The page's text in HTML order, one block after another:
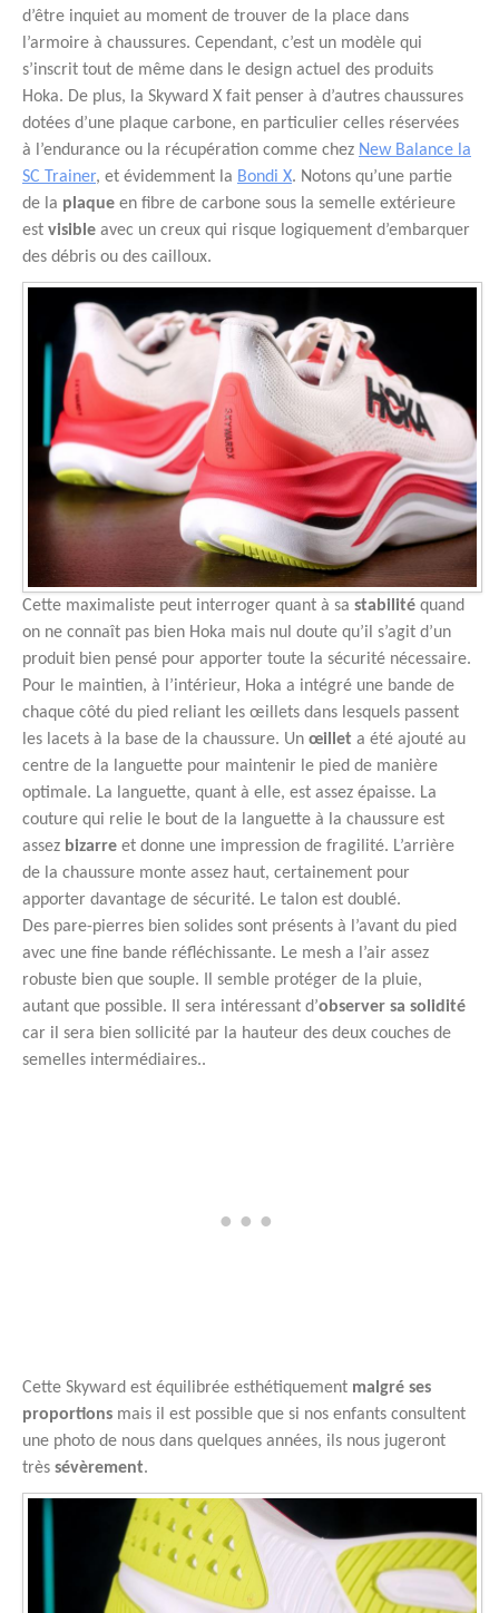
d’être inquiet au moment de trouver de la place dans
l’armoire à chaussures. Cependant, c’est un modèle qui
s’inscrit tout de même dans le design actuel des produits
Hoka. De plus, la Skyward X fait penser à d’autres chaussures
dotées d’une plaque carbone, en particulier celles réservées
à l’endurance ou la récupération comme chez New Balance la
SC Trainer, et évidemment la Bondi X. Notons qu’une partie
de la plaque en fibre de carbone sous la semelle extérieure
est visible avec un creux qui risque logiquement d’embarquer
des débris ou des cailloux.
Cette maximaliste peut interroger quant à sa stabilité quand
on ne connaît pas bien Hoka mais nul doute qu’il s’agit d’un
produit bien pensé pour apporter toute la sécurité nécessaire.
Pour le maintien, à l’intérieur, Hoka a intégré une bande de
chaque côté du pied reliant les œillets dans lesquels passent
les lacets à la base de la chaussure. Un œillet a été ajouté au
centre de la languette pour maintenir le pied de manière
optimale. La languette, quant à elle, est assez épaisse. La
couture qui relie le bout de la languette à la chaussure est
assez bizarre et donne une impression de fragilité. L’arrière
de la chaussure monte assez haut, certainement pour
apporter davantage de sécurité. Le talon est doublé.
Des pare-pierres bien solides sont présents à l’avant du pied
avec une fine bande réfléchissante. Le mesh a l’air assez
robuste bien que souple. Il semble protéger de la pluie,
autant que possible. Il sera intéressant d’observer sa solidité
car il sera bien sollicité par la hauteur des deux couches de
semelles intermédiaires..
Cette Skyward est équilibrée esthétiquement malgré ses
proportions mais il est possible que si nos enfants consultent
une photo de nous dans quelques années, ils nous jugeront
très sévèrement.